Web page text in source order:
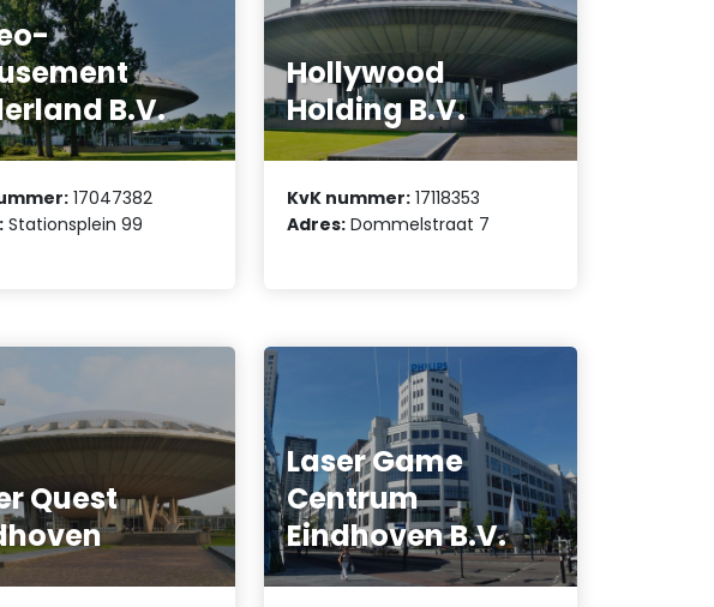
B.V.
17047382
Stationsplein 99
Hollywood
Holding B.V.
KvK nummer: 17118353
Adres: Dommelstraat 7
Quest
Laser Game
Centrum
Eindhoven B.V.